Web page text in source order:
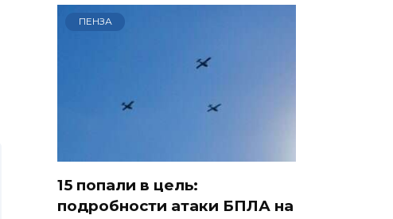
ПЕНЗА
15 попали в цель:
подробности атаки БПЛА на